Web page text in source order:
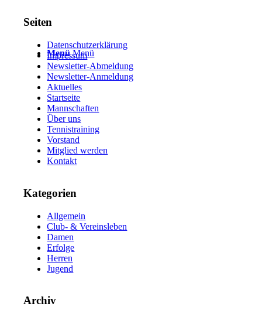
Menü Menü
Seiten
Datenschutzerklärung
Impressum
Newsletter-Abmeldung
Newsletter-Anmeldung
Aktuelles
Startseite
Mannschaften
Über uns
Tennistraining
Vorstand
Mitglied werden
Kontakt
Kategorien
Allgemein
Club- & Vereinsleben
Damen
Erfolge
Herren
Jugend
Archiv